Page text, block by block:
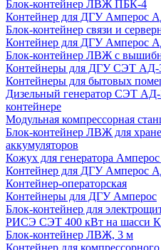
Блок-контейнер ЛВЖ ПБК-4
Контейнер для ДГУ Амперос
Блок-контейнер связи и
Контейнер для ДГУ Амперос
Блок-контейнер ЛВЖ с
Контейнеры для ДГУ СЭТ АД-
Контейнеры для бытовых
Дизельный генератор СЭТ АД-
контейнере
Модульная компрессорная
Блок-контейнер ЛВЖ для
аккумуляторов
Кожух для генератора Амперос
Контейнер для ДГУ Амперос
Контейнер-операторская
Контейнеры для ДГУ Амперос
Блок-контейнер для
РИСЭ СЭТ 400 кВт на шасси
Блок-контейнер ЛВЖ, 3 м
Контейнер для